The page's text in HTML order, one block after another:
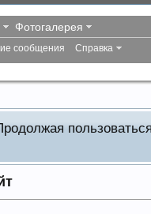
сообщения Справка
Фотогалерея